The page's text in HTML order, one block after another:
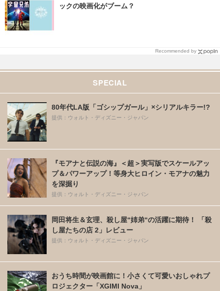
ックの映画化がブーム？
Recommended by
SPECIAL
80年代LA版「ゴシップガール」×シリアルキラー!?
提供：ウォルト・ディズニー・ジャパン
『モアナと伝説の海』＜超＞実写版でスケールアッ
プ＆パワーアップ！等身大ヒロイン・モアナの魅力
を深掘り
提供：ウォルト・ディズニー・ジャパン
岡田将生＆玄理、殺し屋“姉弟“の活躍に期待！ 「殺
し屋たちの店 2」レビュー
提供：ウォルト・ディズニー・ジャパン
おうち時間が映画館に！小さくて可愛いおしゃれプ
ロジェクター「XGIMI Nova」